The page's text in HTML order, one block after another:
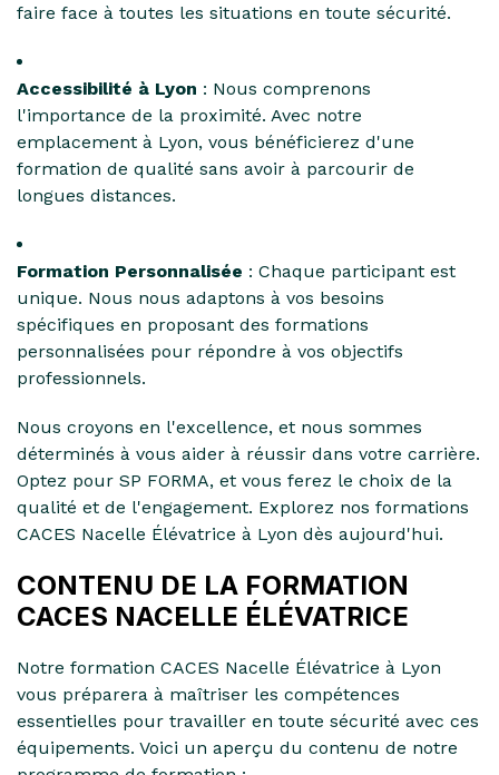
faire face à toutes les situations en toute sécurité.
Accessibilité à Lyon : Nous comprenons
l'importance de la proximité. Avec notre
emplacement à Lyon, vous bénéficierez d'une
formation de qualité sans avoir à parcourir de
longues distances.
Formation Personnalisée : Chaque participant est
unique. Nous nous adaptons à vos besoins
spécifiques en proposant des formations
personnalisées pour répondre à vos objectifs
professionnels.
Nous croyons en l'excellence, et nous sommes
déterminés à vous aider à réussir dans votre carrière.
Optez pour SP FORMA, et vous ferez le choix de la
qualité et de l'engagement. Explorez nos formations
CACES Nacelle Élévatrice à Lyon dès aujourd'hui.
CONTENU DE LA FORMATION
CACES NACELLE ÉLÉVATRICE
Notre formation CACES Nacelle Élévatrice à Lyon
vous préparera à maîtriser les compétences
essentielles pour travailler en toute sécurité avec ces
équipements. Voici un aperçu du contenu de notre